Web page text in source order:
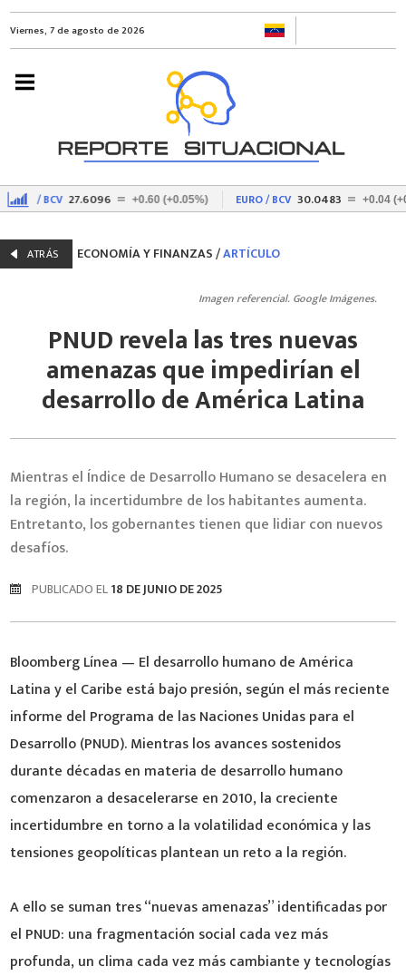
Viernes, 7 de agosto de 2026
/ BCV 27.6096 +0.60 (+0.05%) EURO / BCV 30.0483 +0.04
ATRÁS ECONOMÍA Y FINANZAS/ARTÍCULO
Imagen referencial. Google Imágenes.
PNUD revela las tres nuevas
amenazas que impedirían el
desarrollo de América Latina
Mientras el Índice de Desarrollo Humano se desacelera en
la región, la incertidumbre de los habitantes aumenta.
Entretanto, los gobernantes tienen que lidiar con nuevos
desafíos.
PUBLICADO EL18 DE JUNIO DE 2025
Bloomberg Línea — El desarrollo humano de América
Latina y el Caribe está bajo presión, según el más reciente
informe del Programa de las Naciones Unidas para el
Desarrollo (PNUD). Mientras los avances sostenidos
durante décadas en materia de desarrollo humano
comenzaron a desacelerarse en 2010, la creciente
incertidumbre en torno a la volatilidad económica y las
tensiones geopolíticas plantean un reto a la región.
A ello se suman tres “nuevas amenazas” identificadas por
el PNUD: una fragmentación social cada vez más
profunda, un clima cada vez más cambiante y tecnologías